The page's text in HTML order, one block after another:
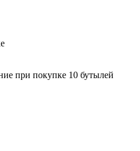
при покупке 10 бутылей
ремонт ванной комнаты
с выбором компании не
цене не обманули - все
изначально
данных
на обработку